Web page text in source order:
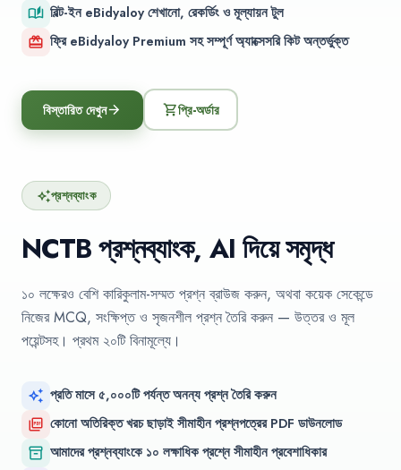
auto_stories বিল্ট-ইন eBidyaloy শেখানো, রেকর্ডিং ও মূল্যায়ন টুল
card_giftcard ফ্রি eBidyaloy Premium সহ সম্পূর্ণ অ্যাক্সেসরি কিট অন্তর্ভুক্ত
বিস্তারিত দেখুনarrow_forward shopping_cartপ্রি-অর্ডার
auto_awesomeপ্রশ্নব্যাংক
NCTB প্রশ্নব্যাংক, AI দিয়ে সমৃদ্ধ
১০ লক্ষেরও বেশি কারিকুলাম-সম্মত প্রশ্ন ব্রাউজ করুন, অথবা কয়েক সেকেন্ডে
নিজের MCQ, সংক্ষিপ্ত ও সৃজনশীল প্রশ্ন তৈরি করুন — উত্তর ও মূল
পয়েন্টসহ। প্রথম ২০টি বিনামূল্যে।
auto_awesome প্রতি মাসে ৫,০০০টি পর্যন্ত অনন্য প্রশ্ন তৈরি করুন
picture_as_pdf কোনো অতিরিক্ত খরচ ছাড়াই সীমাহীন প্রশ্নপত্রের PDF ডাউনলোড
inventory_2 আমাদের প্রশ্নব্যাংকে ১০ লক্ষাধিক প্রশ্নে সীমাহীন প্রবেশাধিকার